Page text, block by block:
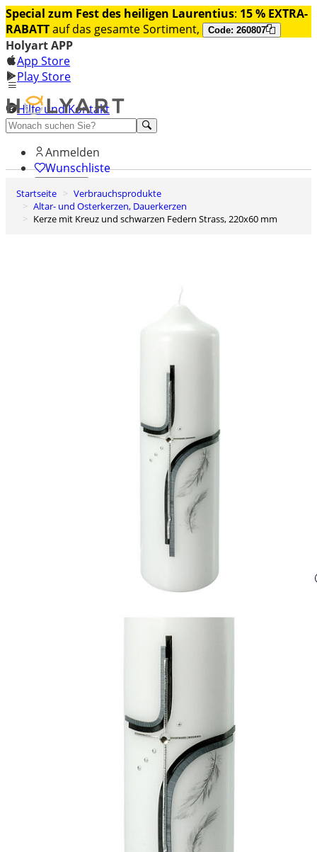
Special zum Fest des heiligen Laurentius: 15 % EXTRA-
RABATTauf das gesamte Sortiment, Code: 260807
Holyart APP
App Store
Play Store
Hilfe und Kontakt
Entdecken Sie Premium
Anmelden
Wunschliste
0
Warenkorb
Startseite
Verbrauchsprodukte
Altar- und Osterkerzen, Dauerkerzen
Kerze mit Kreuz und schwarzen Federn Strass, 220x60 mm